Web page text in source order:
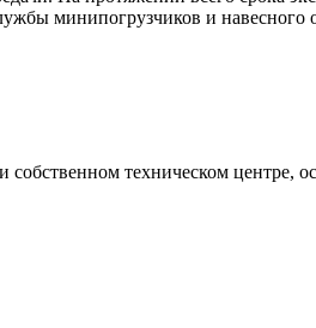
минипогрузчиков и навесного
техническом центре,